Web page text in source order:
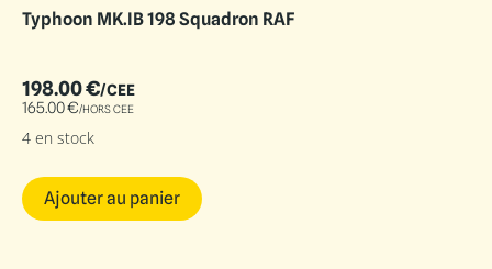
Typhoon MK.IB 198 Squadron RAF
198.00€/CEE
165.00€/HORS CEE
4 en stock
Ajouter au panier